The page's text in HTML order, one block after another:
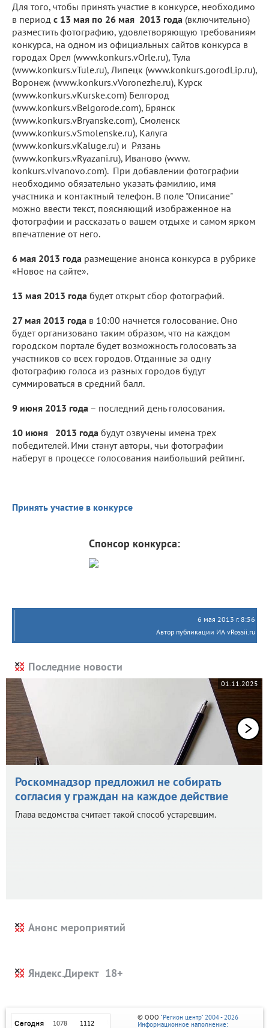
Для того, чтобы принять участие в конкурсе, необходимо
в период с 13 мая по 26 мая 2013 года (включительно)
разместить фотографию, удовлетворяющую требованиям
конкурса, на одном из официальных сайтов конкурса в
городах Орел (www.konkurs.vOrle.ru), Тула
(www.konkurs.vTule.ru), Липецк (www.konkurs.gorodLip.ru),
Воронеж (www.konkurs.vVoronezhe.ru), Курск
(www.konkurs.vKurske.com) Белгород
(www.konkurs.vBelgorode.com), Брянск
(www.konkurs.vBryanske.com), Смоленск
(www.konkurs.vSmolenske.ru), Калуга
(www.konkurs.vKaluge.ru) и Рязань
(www.konkurs.vRyazani.ru), Иваново (www.
konkurs.vIvanovo.сom). При добавлении фотографии
необходимо обязательно указать фамилию, имя
участника и контактный телефон. В поле "Описание"
можно ввести текст, поясняющий изображенное на
фотографии и рассказать о вашем отдыхе и самом ярком
впечатление от него.
6 мая 2013 года размещение анонса конкурса в рубрике
«Новое на сайте».
13 мая 2013 года будет открыт сбор фотографий.
27 мая 2013 года в 10:00 начнется голосование. Оно
будет организовано таким образом, что на каждом
городском портале будет возможность голосовать за
участников со всех городов. Отданные за одну
фотографию голоса из разных городов будут
суммироваться в средний балл.
9 июня 2013 года – последний день голосования.
10 июня 2013 года будут озвучены имена трех
победителей. Ими станут авторы, чьи фотографии
наберут в процессе голосования наибольший рейтинг.
Принять участие в конкурсе
Спонсор конкурса:
6 мая 2013 г. 8:56
Автор публикации ИА vRossii.ru
Последние новости
01.11.2025
Роскомнадзор предложил не собирать
согласия у граждан на каждое действие
Глава ведомства считает такой способ устаревшим.
Анонс мероприятий
Яндекс.Директ
© ООО "Регион центр" 2004 - 2026
Информационное наполнение: